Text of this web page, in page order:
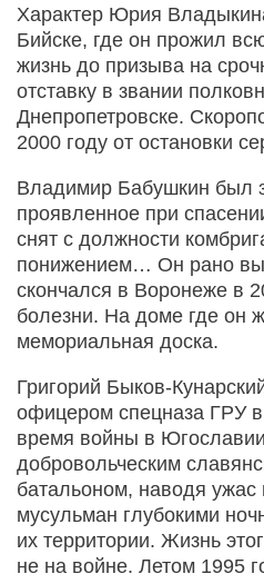
Характер Юрия
Бийске, где он прожил
жизнь до призыва на
отставку в звании
Днепропетровске.
2000 году от остановки
Владимир Бабушкин был
проявленное при
снят с должности
понижением… Он рано
скончался в Воронеже в
болезни. На доме где он
мемориальная доска.
Григорий Быков-
офицером спецназа ГРУ
время войны в
добровольческим
батальоном, наводя ужас
мусульман глубокими
их территории. Жизнь
не на войне. Летом 1995